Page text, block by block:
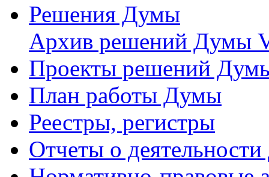
Решения Думы
Архив решений Думы
Проекты решений
План работы Думы
Реестры, регистры
Отчеты о